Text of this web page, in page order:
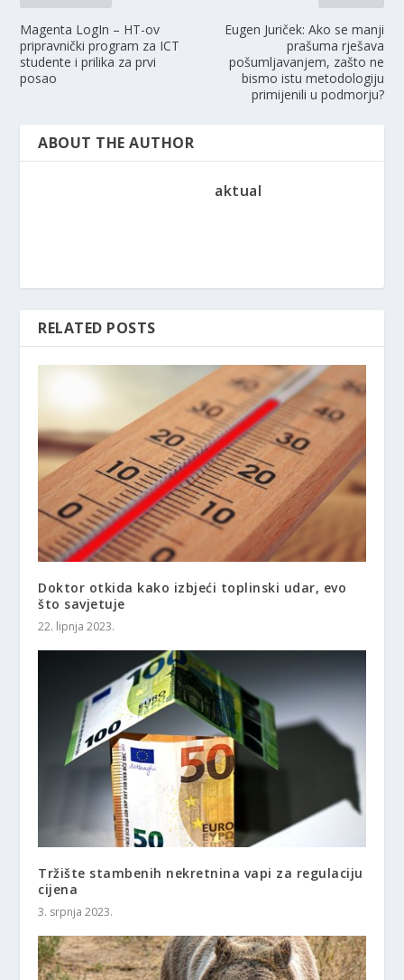
Magenta LogIn – HT-ov
pripravnički program za ICT
studente i prilika za prvi
posao
Eugen Juriček: Ako se manji
prašuma rješava
pošumljavanjem, zašto ne
bismo istu metodologiju
primijenili u podmorju?
ABOUT THE AUTHOR
aktual
RELATED POSTS
Doktor otkida kako izbjeći toplinski udar, evo
što savjetuje
22. lipnja 2023.
Tržište stambenih nekretnina vapi za regulaciju
cijena
3. srpnja 2023.